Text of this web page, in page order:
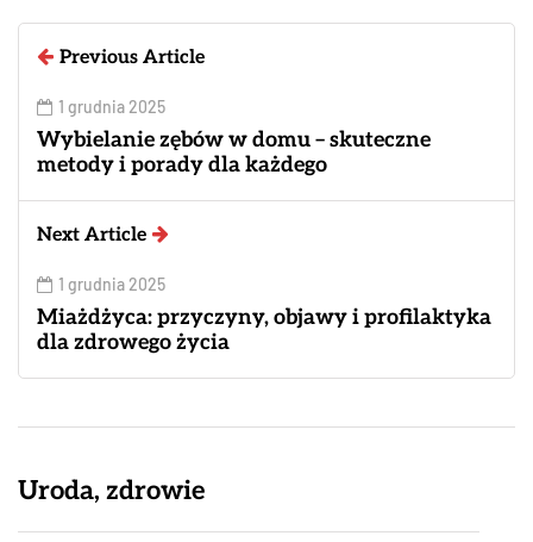
Previous Article
1 grudnia 2025
Wybielanie zębów w domu – skuteczne
metody i porady dla każdego
Next Article
1 grudnia 2025
Miażdżyca: przyczyny, objawy i profilaktyka
dla zdrowego życia
Uroda, zdrowie